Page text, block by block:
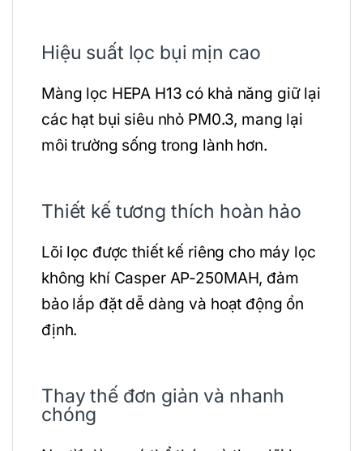
Hiệu suất lọc bụi mịn cao
Màng lọc HEPA H13 có khả năng giữ lại
các hạt bụi siêu nhỏ PM0.3, mang lại
môi trường sống trong lành hơn.
Thiết kế tương thích hoàn hảo
Lõi lọc được thiết kế riêng cho máy lọc
không khí Casper AP-250MAH, đảm
bảo lắp đặt dễ dàng và hoạt động ổn
định.
Thay thế đơn giản và nhanh
chóng